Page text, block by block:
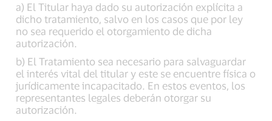
a) El Titular haya dado su autorización explícita a
dicho tratamiento, salvo en los casos que por ley
no sea requerido el otorgamiento de dicha
autorización.
b) El Tratamiento sea necesario para salvaguardar
el interés vital del titular y este se encuentre física o
jurídicamente incapacitado. En estos eventos, los
representantes legales deberán otorgar su
autorización.